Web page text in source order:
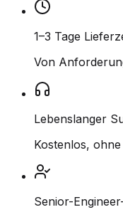
1–3 Tage
Von
Lebenslanger
Kostenlos,
Senior-